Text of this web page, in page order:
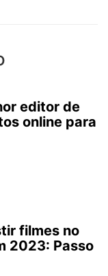
editor de
online para
filmes no
2023: Passo